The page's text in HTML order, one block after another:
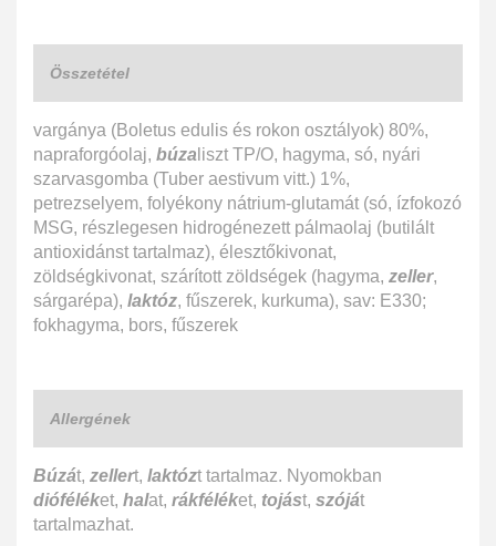
Összetétel
vargánya (Boletus edulis és rokon osztályok) 80%,
napraforgóolaj, búza liszt TP/O, hagyma, só, nyári
szarvasgomba (Tuber aestivum vitt.) 1%,
petrezselyem, folyékony nátrium-glutamát (só, ízfokozó
MSG, részlegesen hidrogénezett pálmaolaj (butilált
antioxidánst tartalmaz), élesztőkivonat,
zöldségkivonat, szárított zöldségek (hagyma, zeller,
sárgarépa), laktóz, fűszerek, kurkuma), sav: E330;
fokhagyma, bors, fűszerek
Allergének
Búzát, zellert, laktózt tartalmaz. Nyomokban
dióféléket, halat, rákféléket, tojást, szóját
tartalmazhat.